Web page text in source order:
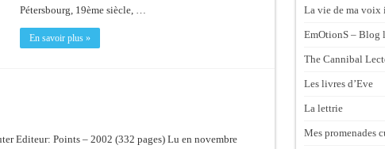
Pétersbourg, 19ème siècle, …
En savoir plus »
Editeur: Points – 2002 (332 pages) Lu en novembre
La vie de ma voix
EmOtionS – Blog
The Cannibal
Les livres d’Eve
La lettrie
Mes promenades